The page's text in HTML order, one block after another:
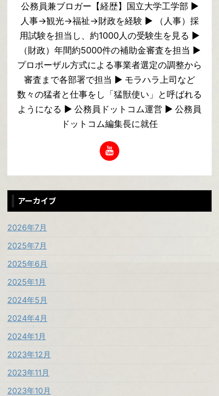
公務員兼ブロガー【経歴】国立大学工学部 ▶︎
人事→観光→福祉→財政を経験 ▶︎ （人事）採
用試験を担当し、約1000人の受験生を見る ▶︎
（財政）年間約5000件の補助金審査を担当 ▶︎
プロポーザル方式による事業者選定の調整から
審査まで各部署で担当 ▶︎ モラハラ上司など
数々の猛者と仕事をし「猛獣使い」と呼ばれる
ようになる ▶︎ 公務員ドットコム運営 ▶︎ 公務員
ドットコム編集長に就任
アーカイブ
2026年7月
2025年7月
2025年6月
2025年1月
2024年5月
2024年4月
2024年1月
2023年12月
2023年11月
2023年10月